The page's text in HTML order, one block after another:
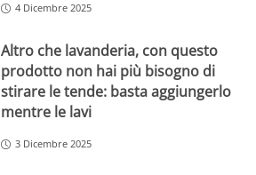
4 Dicembre 2025
Altro che lavanderia, con questo
prodotto non hai più bisogno di
stirare le tende: basta aggiungerlo
mentre le lavi
3 Dicembre 2025